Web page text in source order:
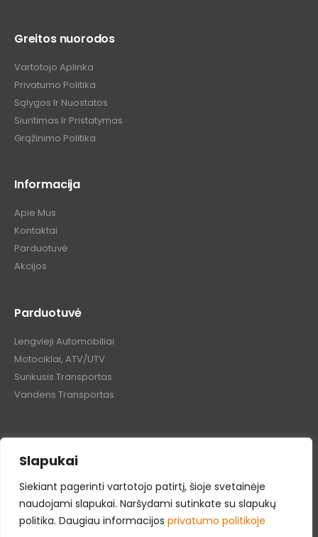
Slapukai
Siekiant pagerinti vartotojo patirtį, šioje svetainėje
naudojami slapukai. Naršydami sutinkate su slapukų
politika. Daugiau informacijos privatumo politikoje
Greitos nuorodos
Vartotojo Aplinka
Privatumo Politika
Sąlygos Ir Nuostatos
Siuntimas Ir Pristatymas
Grąžinimo Politika
Informacija
Apie Mus
Kontaktai
Parduotuvė
Akcijos
Parduotuvė
Lengvieji Automobiliai
Motociklai, ATV/UTV
Sunkusis Transportas
Vandens Transportas
Tepalų Bazė © 2024 Visos teisės saugomos